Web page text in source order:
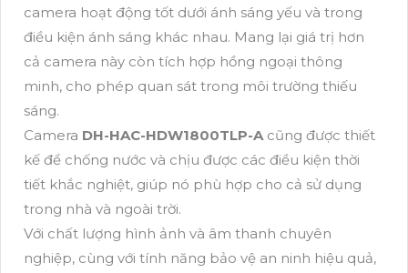
camera hoạt động tốt dưới ánh sáng yếu và trong
điều kiện ánh sáng khác nhau. Mang lại giá trị hơn
cả camera này còn tích hợp hồng ngoại thông
minh, cho phép quan sát trong môi trường thiếu
sáng.
Camera DH-HAC-HDW1800TLP-A cũng được thiết
kế để chống nước và chịu được các điều kiện thời
tiết khắc nghiệt, giúp nó phù hợp cho cả sử dụng
trong nhà và ngoài trời.
Với chất lượng hình ảnh và âm thanh chuyên
nghiệp, cùng với tính năng bảo vệ an ninh hiệu quả,